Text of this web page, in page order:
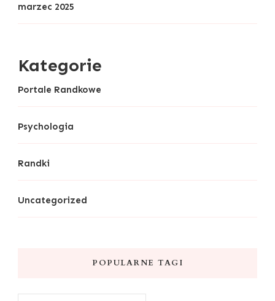
marzec 2025
Kategorie
Portale Randkowe
Psychologia
Randki
Uncategorized
POPULARNE TAGI